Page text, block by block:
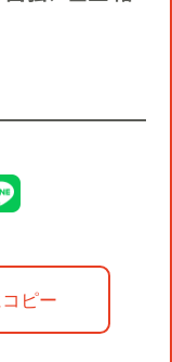
ピー